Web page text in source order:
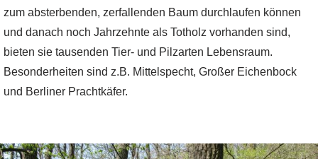
zum absterbenden, zerfallenden Baum durchlaufen können
und danach noch Jahrzehnte als Totholz vorhanden sind,
bieten sie tausenden Tier- und Pilzarten Lebensraum.
Besonderheiten sind z.B. Mittelspecht, Großer Eichenbock
und Berliner Prachtkäfer.